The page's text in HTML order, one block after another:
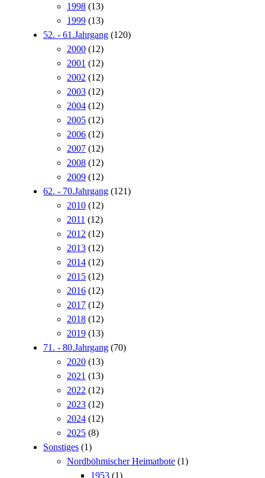
1998 (13)
1999 (13)
52. - 61.Jahrgang (120)
2000 (12)
2001 (12)
2002 (12)
2003 (12)
2004 (12)
2005 (12)
2006 (12)
2007 (12)
2008 (12)
2009 (12)
62. - 70.Jahrgang (121)
2010 (12)
2011 (12)
2012 (12)
2013 (12)
2014 (12)
2015 (12)
2016 (12)
2017 (12)
2018 (12)
2019 (13)
71. - 80.Jahrgang (70)
2020 (13)
2021 (13)
2022 (12)
2023 (12)
2024 (12)
2025 (8)
Sonstiges (1)
Nordböhmischer Heimatbote (1)
1953 (1)